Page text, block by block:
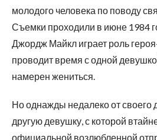
молодого человека по поводу
Съемки проходили в июне 1984
Джордж Майкл играет роль
проводит время с одной
намерен жениться.
Но однажды недалеко от своего
другую девушку, с которой
официальной возлюбленной